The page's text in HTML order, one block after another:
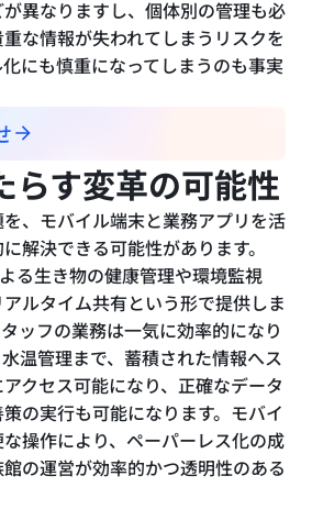
異なりますし、個体別の管理も必
な情報が失われてしまうリスクを
にも慎重になってしまうのも事実
らす変革の可能性
、モバイル端末と業務アプリを活
解決できる可能性があります。
る生き物の健康管理や環境監視
ルタイム共有という形で提供しま
ッフの業務は一気に効率的になり
温管理まで、蓄積された情報へス
クセス可能になり、正確なデータ
の実行も可能になります。モバイ
操作により、ペーパーレス化の成
の運営が効率的かつ透明性のある